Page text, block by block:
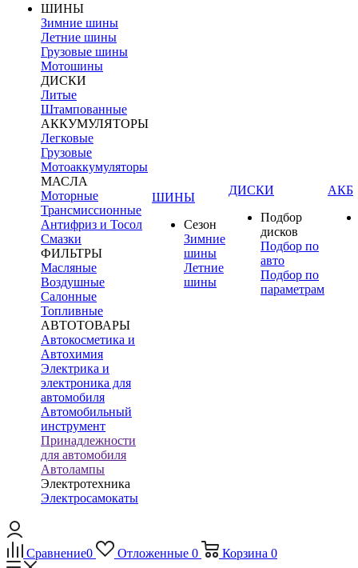
ШИНЫ
Зимние шины
Летние шины
Грузовые шины
Мотошины
ДИСКИ
Литые
Штампованные
АККУМУЛЯТОРЫ
Легковые
Грузовые
Мотоаккумуляторы
МАСЛА
Моторные
Трансмиссионные
Антифриз и Тосол
Смазки
ФИЛЬТРЫ
Масляные
Воздушные
Салонные
Топливные
АВТОТОВАРЫ
Автокосметика и
Автохимия
Электрика и
электроника для
автомобиля
Автомобильный
инструмент
Принадлежности
для автомобиля
Автолампы
Электротехника
Электросамокаты
ШИНЫ
Сезон
Зимние
шины
Летние
шины
ДИСКИ
Подбор
дисков
Подбор по
авто
Подбор по
параметрам
АКБ
Сравнение0 Отложенные 0 Корзина 0